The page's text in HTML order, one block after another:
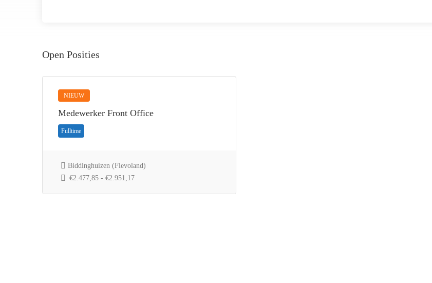
Open Posities
NIEUW
Medewerker Front Office
Fulltime
Biddinghuizen (Flevoland)
€2.477,85 - €2.951,17